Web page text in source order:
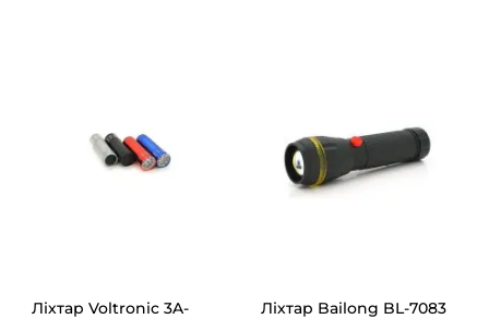
Ліхтар Voltronic 3A-
Ліхтар Bailong BL-7083